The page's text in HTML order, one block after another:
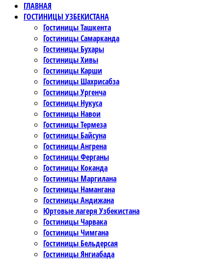
ГЛАВНАЯ
ГОСТИНИЦЫ УЗБЕКИСТАНА
Гостиницы Ташкента
Гостиницы Самарканда
Гостиницы Бухары
Гостиницы Хивы
Гостиницы Карши
Гостиницы Шахрисабза
Гостиницы Ургенча
Гостиницы Нукуса
Гостиницы Навои
Гостиницы Термеза
Гостиницы Байсуна
Гостиницы Ангрена
Гостиницы Ферганы
Гостиницы Коканда
Гостиницы Маргилана
Гостиницы Намангана
Гостиницы Андижана
Юртовые лагеря Узбекистана
Гостиницы Чарвака
Гостиницы Чимгана
Гостиницы Бельдерсая
Гостиницы Янгиабада